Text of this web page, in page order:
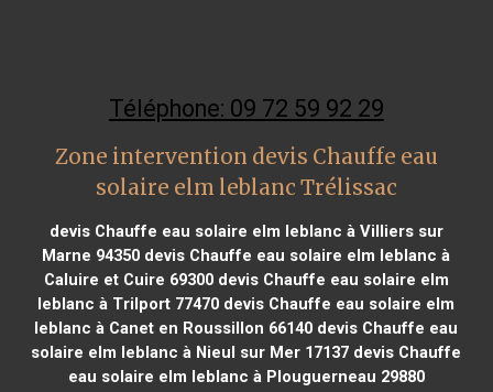
Téléphone: 09 72 59 92 29
Zone intervention devis Chauffe eau
solaire elm leblanc Trélissac
devis Chauffe eau solaire elm leblanc à Villiers sur
Marne 94350 devis Chauffe eau solaire elm leblanc à
Caluire et Cuire 69300devis Chauffe eau solaire elm
leblanc à Trilport 77470 devis Chauffe eau solaire elm
leblanc à Canet en Roussillon 66140 devis Chauffe eau
solaire elm leblanc à Nieul sur Mer 17137 devis Chauffe
eau solaire elm leblanc à Plouguerneau 29880